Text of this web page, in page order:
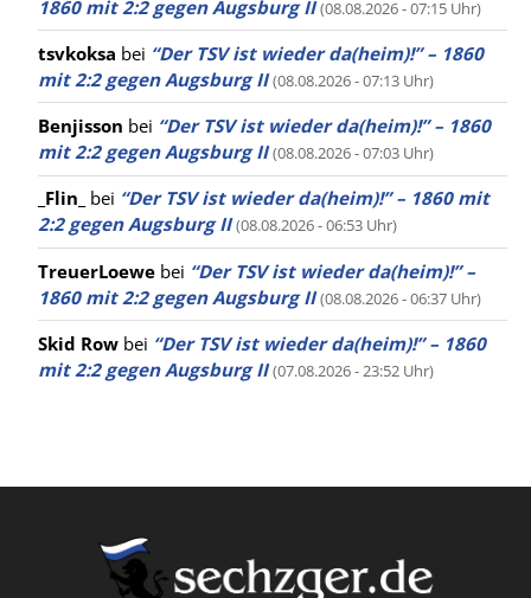
1860 mit 2:2 gegen Augsburg II (08.08.2026 - 07:15 Uhr)
tsvkoksa bei “Der TSV ist wieder da(heim)!” – 1860
mit 2:2 gegen Augsburg II (08.08.2026 - 07:13 Uhr)
Benjisson bei “Der TSV ist wieder da(heim)!” – 1860
mit 2:2 gegen Augsburg II (08.08.2026 - 07:03 Uhr)
_Flin_ bei “Der TSV ist wieder da(heim)!” – 1860 mit
2:2 gegen Augsburg II (08.08.2026 - 06:53 Uhr)
TreuerLoewe bei “Der TSV ist wieder da(heim)!” –
1860 mit 2:2 gegen Augsburg II (08.08.2026 - 06:37 Uhr)
Skid Row bei “Der TSV ist wieder da(heim)!” – 1860
mit 2:2 gegen Augsburg II (07.08.2026 - 23:52 Uhr)